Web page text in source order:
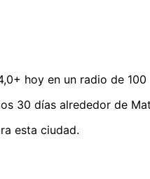
hoy en un radio de
30 días alrededor de
esta ciudad.